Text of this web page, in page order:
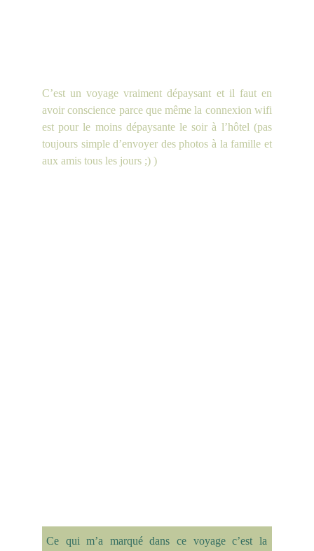
Ce qui m’a marqué dans ce voyage c’est la
C’est un voyage vraiment dépaysant et il faut en
avoir conscience parce que même la connexion wifi
est pour le moins dépaysante le soir à l’hôtel (pas
toujours simple d’envoyer des photos à la famille et
aux amis tous les jours ;) )